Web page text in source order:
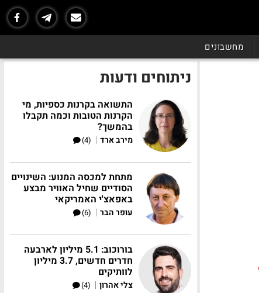
מחשבונים
ניתוחים ודעות
התשואה בקרנות כספיות, מי
הקרנות הטובות וכמה תקבלו
בהמשך?
מירב ארד |
(4)
מתחת למכסה המנוע: השינויים
הסודיים שחיל האוויר מבצע
באפאצ'י האמריקאי
עופר הבר |
(6)
בורוכוב: 5.1 מיליון לארבעה
חדרים חדשים, 3.7 מיליון
לוותיקים
צלי אהרון |
(4)